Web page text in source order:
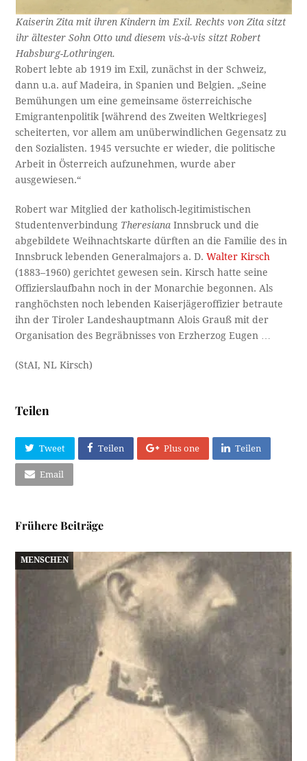
Kaiserin Zita mit ihren Kindern im Exil. Rechts von Zita sitzt
ihr ältester Sohn Otto und diesem vis-à-vis sitzt Robert
Habsburg-Lothringen.
Robert lebte ab 1919 im Exil, zunächst in der Schweiz,
dann u.a. auf Madeira, in Spanien und Belgien. „Seine
Bemühungen um eine gemeinsame österreichische
Emigrantenpolitik [während des Zweiten Weltkrieges]
scheiterten, vor allem am unüberwindlichen Gegensatz zu
den Sozialisten. 1945 versuchte er wieder, die politische
Arbeit in Österreich aufzunehmen, wurde aber
ausgewiesen.“
Robert war Mitglied der katholisch-legitimistischen
Studentenverbindung Theresiana Innsbruck und die
abgebildete Weihnachtskarte dürften an die Familie des in
Innsbruck lebenden Generalmajors a. D.Walter Kirsch
(1883–1960) gerichtet gewesen sein. Kirsch hatte seine
Offizierslaufbahn noch in der Monarchie begonnen. Als
ranghöchsten noch lebenden Kaiserjägeroffizier betraute
ihn der Tiroler Landeshauptmann Alois Grauß mit der
Organisation des Begräbnisses von Erzherzog Eugen …
(StAI, NL Kirsch)
Teilen
Tweet Teilen Plus one Teilen
Email
Frühere Beiträge
MENSCHEN